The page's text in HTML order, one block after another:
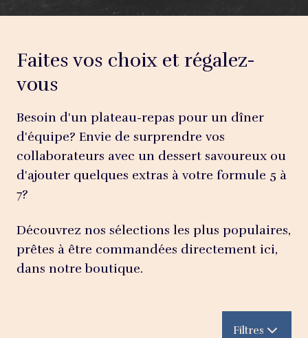
Faites vos choix et régalez-
vous
Besoin d'un plateau-repas pour un dîner
d'équipe? Envie de surprendre vos
collaborateurs avec un dessert savoureux ou
d'ajouter quelques extras à votre formule 5 à
7?
Découvrez nos sélections les plus populaires,
prêtes à être commandées directement ici,
dans notre boutique.
Filtres